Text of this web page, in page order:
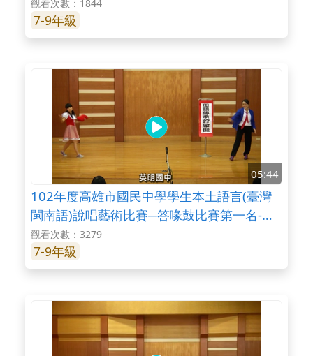
觀看次數：1844
7-9年級
05:44
102年度高雄市國民中學學生本土語言(臺灣
閩南語)說唱藝術比賽─答喙鼓比賽第一名-英
明國中
觀看次數：3279
7-9年級